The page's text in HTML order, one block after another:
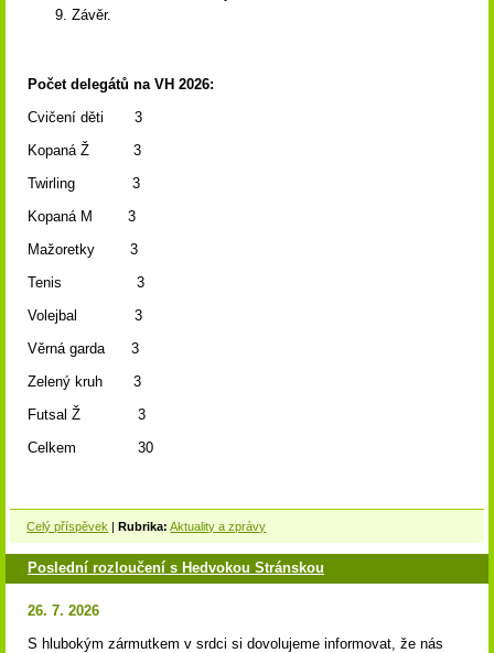
Závěr.
Počet delegátů na VH 2026:
Cvičení děti 3
Kopaná Ž 3
Twirling 3
Kopaná M 3
Mažoretky 3
Tenis 3
Volejbal 3
Věrná garda 3
Zelený kruh 3
Futsal Ž 3
Celkem 30
Celý příspěvek |Rubrika: Aktuality a zprávy
Poslední rozloučení s Hedvokou Stránskou
26. 7. 2026
S hlubokým zármutkem v srdci si dovolujeme informovat, že nás